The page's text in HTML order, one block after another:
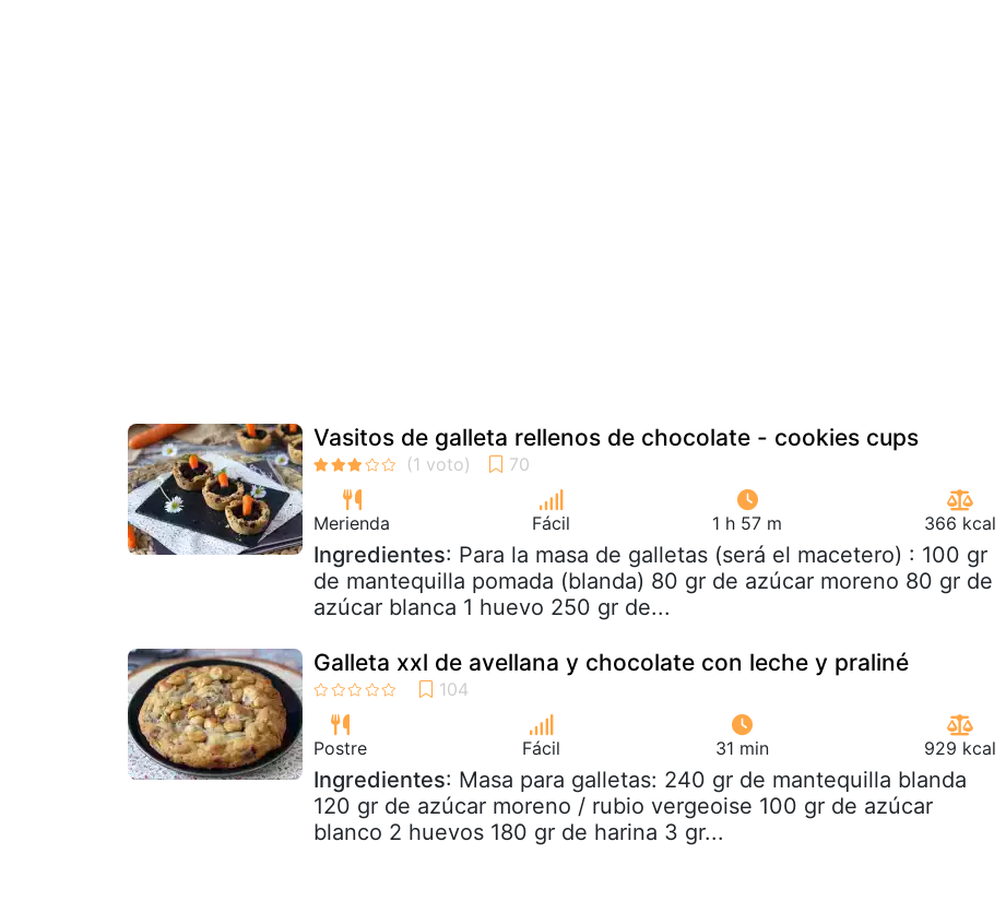
Vasitos de galleta rellenos de chocolate - cookies cups
Merienda Fácil 1 h 57 m 366 kcal
Ingredientes: Para la masa de galletas (será el macetero) : 100 gr
de mantequilla pomada (blanda) 80 gr de azúcar moreno 80 gr de
azúcar blanca 1 huevo 250 gr de...
Galleta xxl de avellana y chocolate con leche y praliné
Postre Fácil 31 min 929 kcal
Ingredientes: Masa para galletas: 240 gr de mantequilla blanda
120 gr de azúcar moreno / rubio vergeoise 100 gr de azúcar
blanco 2 huevos 180 gr de harina 3 gr...